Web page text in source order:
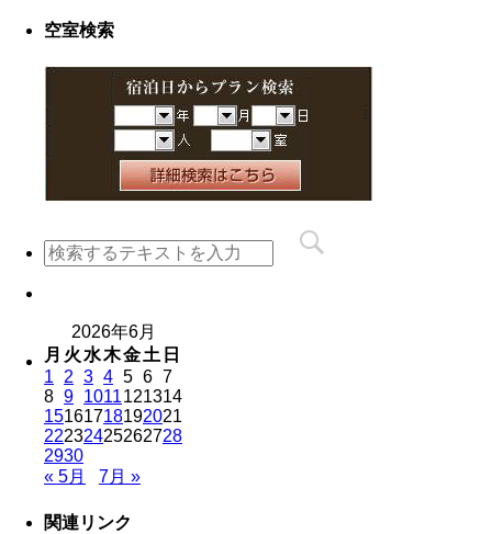
空室検索
2026年6月
月 火 水木金土 日
1
2 3 4 5 6 7
8 9 1011121314
15161718192021
22232425262728
2930
« 5月
7月 »
関連リンク